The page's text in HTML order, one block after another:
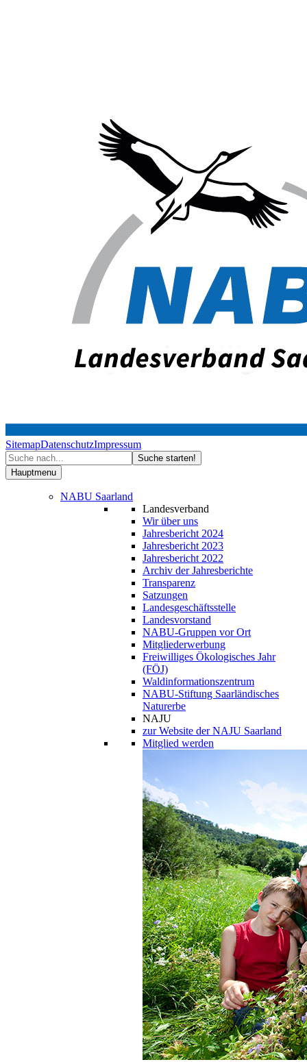
SitemapDatenschutzImpressum
Hauptmenu
NABU Saarland
Landesverband
Wir über uns
Jahresbericht 2024
Jahresbericht 2023
Jahresbericht 2022
Archiv der Jahresberichte
Transparenz
Satzungen
Landesgeschäftsstelle
Landesvorstand
NABU-Gruppen vor Ort
Mitgliederwerbung
Freiwilliges Ökologisches Jahr
(FÖJ)
Waldinformationszentrum
NABU-Stiftung Saarländisches
Naturerbe
NAJU
zur Website der NAJU Saarland
Mitglied werden